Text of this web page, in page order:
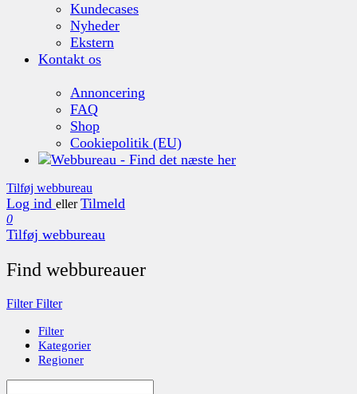
Kundecases
Nyheder
Ekstern
Kontakt os
Annoncering
FAQ
Shop
Cookiepolitik (EU)
Tilføj webbureau
Log ind eller Tilmeld
0
Tilføj webbureau
Find webbureauer
FilterFilter
Filter
Kategorier
Regioner